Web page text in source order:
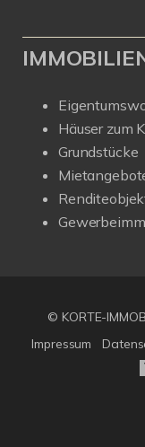
Häuser zum
Grundstücke
© KORTE-
Impressum